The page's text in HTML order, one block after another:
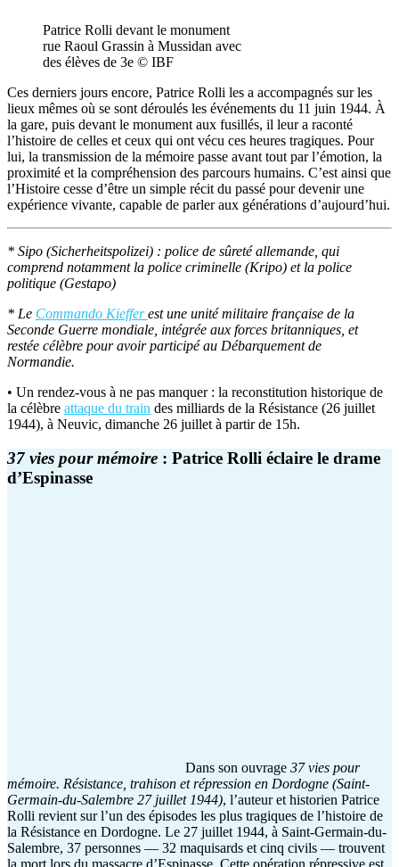
Patrice Rolli devant le monument
rue Raoul Grassin à Mussidan avec
des élèves de 3e © IBF
Ces derniers jours encore, Patrice Rolli les a accompagnés sur les
lieux mêmes où se sont déroulés les événements du 11 juin 1944. À
la gare, puis devant le monument aux fusillés, il leur a raconté
l’histoire de celles et ceux qui ont vécu ces heures tragiques. Pour
lui, la transmission de la mémoire passe avant tout par l’émotion, la
proximité et la compréhension des parcours humains. C’est ainsi que
l’Histoire cesse d’être un simple récit du passé pour devenir une
expérience vivante, capable de parler aux générations d’aujourd’hui.
* Sipo (Sicherheitspolizei) : police de sûreté allemande, qui
comprend notamment la police criminelle (Kripo) et la police
politique (Gestapo)
* Le Commando Kiefferest une unité militaire française de la
Seconde Guerre mondiale, intégrée aux forces britanniques, et
restée célèbre pour avoir participé au Débarquement de
Normandie.
• Un rendez-vous à ne pas manquer : la reconstitution historique de
la célèbre attaque du train des milliards de la Résistance (26 juillet
1944), à Neuvic, dimanche 26 juillet à partir de 15h.
37 vies pour mémoire : Patrice Rolli éclaire le drame
d’Espinasse
Dans son ouvrage 37 vies pour
mémoire. Résistance, trahison et répression en Dordogne (Saint-
Germain-du-Salembre 27 juillet 1944), l’auteur et historien Patrice
Rolli revient sur l’un des épisodes les plus tragiques de l’histoire de
la Résistance en Dordogne. Le 27 juillet 1944, à Saint-Germain-du-
Salembre, 37 personnes — 32 maquisards et cinq civils — trouvent